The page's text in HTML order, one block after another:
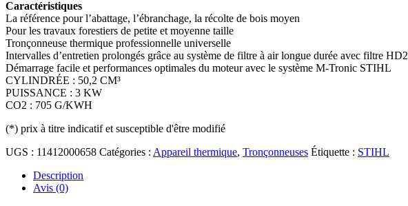
Caractéristiques
La référence pour l’abattage, l’ébranchage, la récolte de bois moyen
Pour les travaux forestiers de petite et moyenne taille
Tronçonneuse thermique professionnelle universelle
Intervalles d’entretien prolongés grâce au système de filtre à air longue durée avec filtre HD2
Démarrage facile et performances optimales du moteur avec le système M-Tronic STIHL
CYLINDRÉE : 50,2 CM³
PUISSANCE : 3 KW
CO2 : 705 G/KWH
(*) prix à titre indicatif et susceptible d'être modifié
UGS : 11412000658 Catégories : Appareil thermique, Tronçonneuses Étiquette : STIHL
Description
Avis (0)